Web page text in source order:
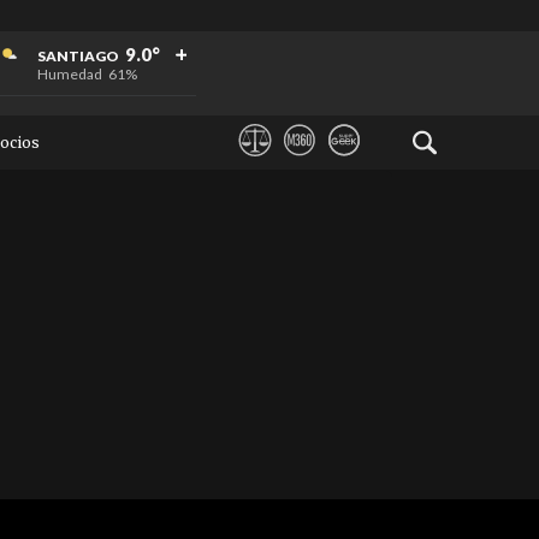
SANTIAGO 9.0°
Humedad 61%
+
+
+